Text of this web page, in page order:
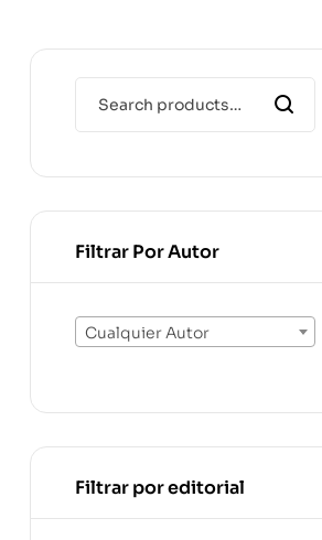
Filtrar Por Autor
Cualquier Autor
Filtrar por editorial